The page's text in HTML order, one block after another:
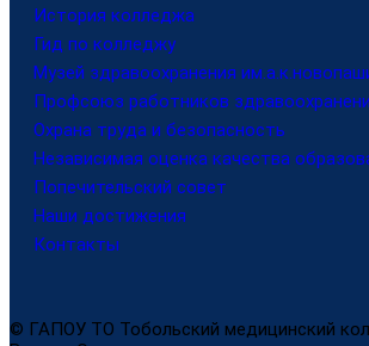
История колледжа
Гид по колледжу
Музей здравоохранения
Профсоюз работников
Охрана труда и безопасность
Независимая оценка качества
Попечительский совет
Наши достижения
Контакты
© ГАПОУ ТО Тобольский медицинский